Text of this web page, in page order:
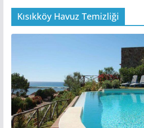
Kısıkköy Havuz Temizliği